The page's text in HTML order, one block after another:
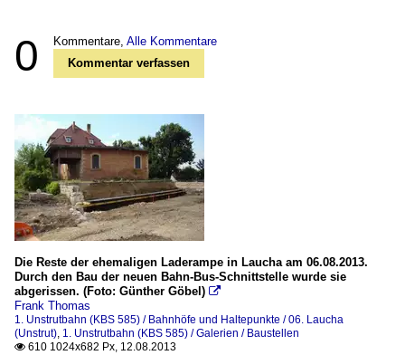
0 Kommentare, Alle Kommentare
Kommentar verfassen
Die Reste der ehemaligen Laderampe in Laucha am 06.08.2013.
Durch den Bau der neuen Bahn-Bus-Schnittstelle wurde sie
abgerissen. (Foto: Günther Göbel) 
Frank Thomas
1. Unstrutbahn (KBS 585) / Bahnhöfe und Haltepunkte / 06. Laucha
(Unstrut), 1. Unstrutbahn (KBS 585) / Galerien / Baustellen
 610 1024x682 Px, 12.08.2013